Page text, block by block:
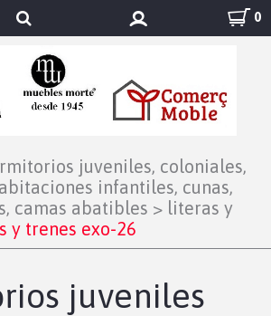
0
juveniles, coloniales,
infantiles, cunas,
camas abatibles > literas y
y trenes exo-26
juveniles